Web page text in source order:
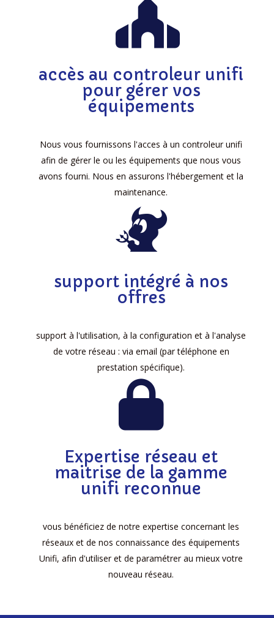
accès au controleur unifi
pour gérer vos
équipements
Nous vous fournissons l'acces à un controleur unifi
afin de gérer le ou les équipements que nous vous
avons fourni. Nous en assurons l'hébergement et la
maintenance.
support intégré à nos
offres
support à l'utilisation, à la configuration et à l'analyse
de votre réseau : via email (par téléphone en
prestation spécifique).
Expertise réseau et
maitrise de la gamme
unifi reconnue
vous bénéficiez de notre expertise concernant les
réseaux et de nos connaissance des équipements
Unifi, afin d'utiliser et de paramétrer au mieux votre
nouveau réseau.